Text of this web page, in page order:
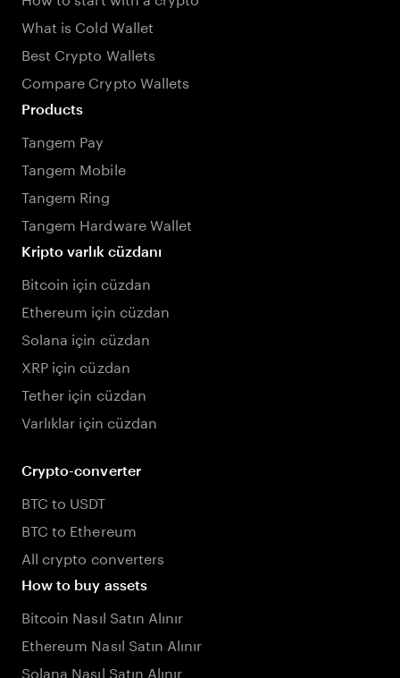
What is Cold Wallet
Best Crypto Wallets
Compare Crypto Wallets
Products
Tangem Pay
Tangem Mobile
Tangem Ring
Tangem Hardware Wallet
Kripto varlık cüzdanı
Bitcoin için cüzdan
Ethereum için cüzdan
Solana için cüzdan
XRP için cüzdan
Tether için cüzdan
Varlıklar için cüzdan
Crypto-converter
BTC to USDT
BTC to Ethereum
All crypto converters
How to buy assets
Bitcoin Nasıl Satın Alınır
Ethereum Nasıl Satın Alınır
Solana Nasıl Satın Alınır